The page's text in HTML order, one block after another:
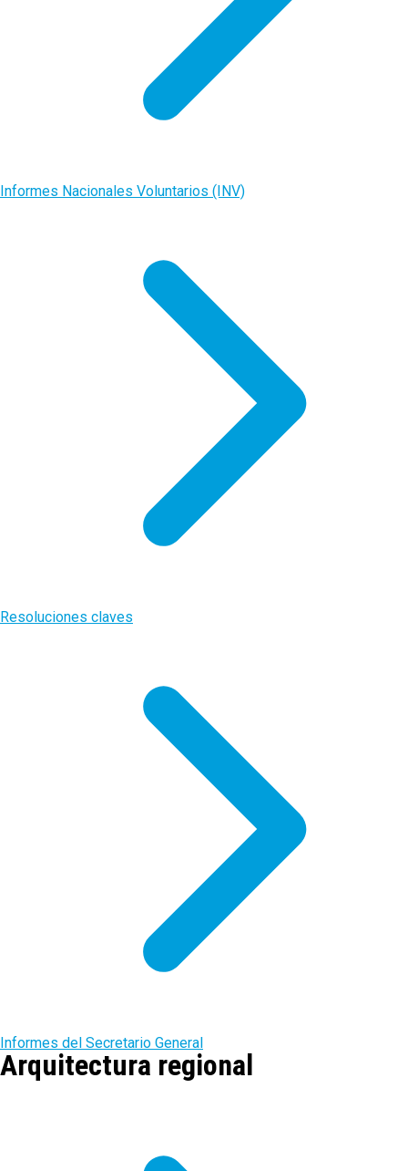
Informes Nacionales Voluntarios (INV)
Resoluciones claves
Informes del Secretario General
Arquitectura regional